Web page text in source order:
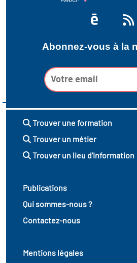
Abonnez-vous à la
Trouver une formation
Trouver un métier
Trouver un lieu d'information
Publications
Qui sommes-nous ?
Contactez-nous
Mentions légales